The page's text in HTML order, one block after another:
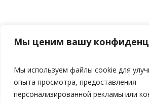
Мы ценим вашу
Мы используем файлы cookie для
опыта просмотра, предоставления
персонализированной рекламы или